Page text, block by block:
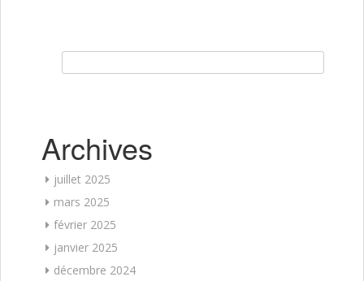
Archives
juillet 2025
mars 2025
février 2025
janvier 2025
décembre 2024